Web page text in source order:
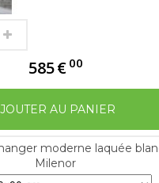
585€ 00
AU PANIER
moderne laquée
Milenor